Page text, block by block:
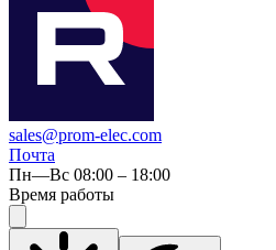
sales@prom-elec.com
Почта
Пн—Вс 08:00 – 18:00
Время работы